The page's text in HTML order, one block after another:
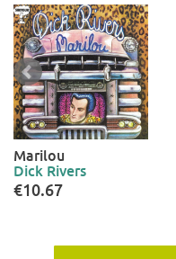
Marilou
Dick Rivers
€10.67